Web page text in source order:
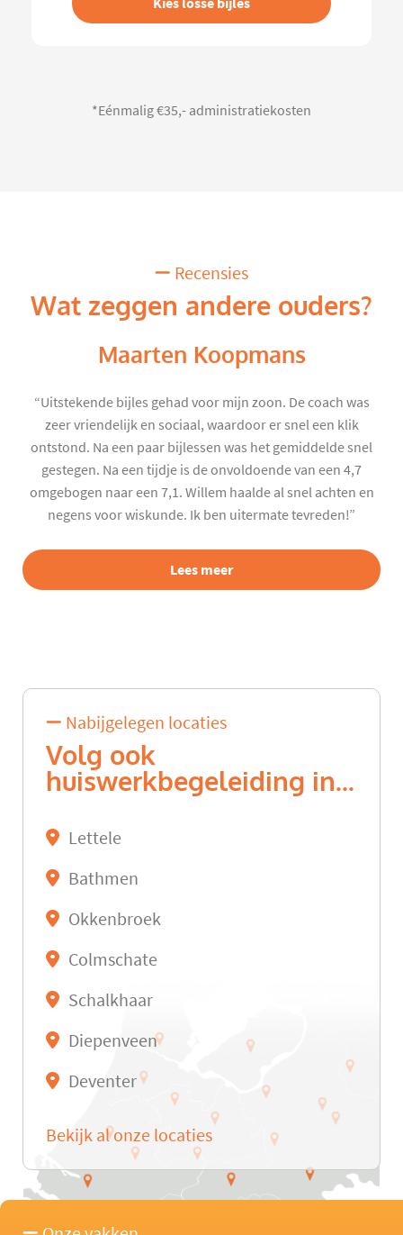
*Eénmalig €35,- administratiekosten
Recensies
Wat zeggen andere ouders?
Maarten Koopmans
“Uitstekende bijles gehad voor mijn zoon. De coach was
zeer vriendelijk en sociaal, waardoor er snel een klik
ontstond. Na een paar bijlessen was het gemiddelde snel
gestegen. Na een tijdje is de onvoldoende van een 4,7
omgebogen naar een 7,1. Willem haalde al snel achten en
negens voor wiskunde. Ik ben uitermate tevreden!”
Lees meer
Nabijgelegen locaties
Volg ook
huiswerkbegeleiding in...
Lettele
Bathmen
Okkenbroek
Colmschate
Schalkhaar
Diepenveen
Deventer
Bekijk al onze locaties